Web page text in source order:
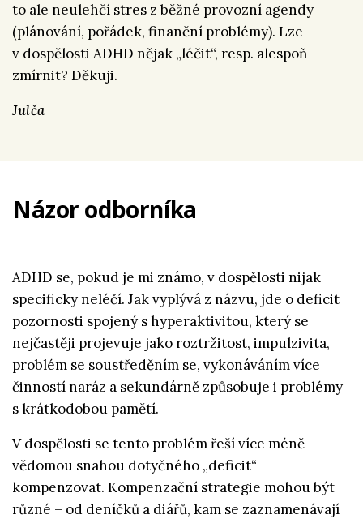
to ale neulehčí stres z běžné provozní agendy
(plánování, pořádek, finanční problémy). Lze
v dospělosti ADHD nějak „léčit“, resp. alespoň
zmírnit? Děkuji.
Julča
Názor odborníka
ADHD se, pokud je mi známo, v dospělosti nijak
specificky neléčí. Jak vyplývá z názvu, jde o deficit
pozornosti spojený s hyperaktivitou, který se
nejčastěji projevuje jako roztržitost, impulzivita,
problém se soustředěním se, vykonáváním více
činností naráz a sekundárně způsobuje i problémy
s krátkodobou pamětí.
V dospělosti se tento problém řeší více méně
vědomou snahou dotyčného „deficit“
kompenzovat. Kompenzační strategie mohou být
různé – od deníčků a diářů, kam se zaznamenávají